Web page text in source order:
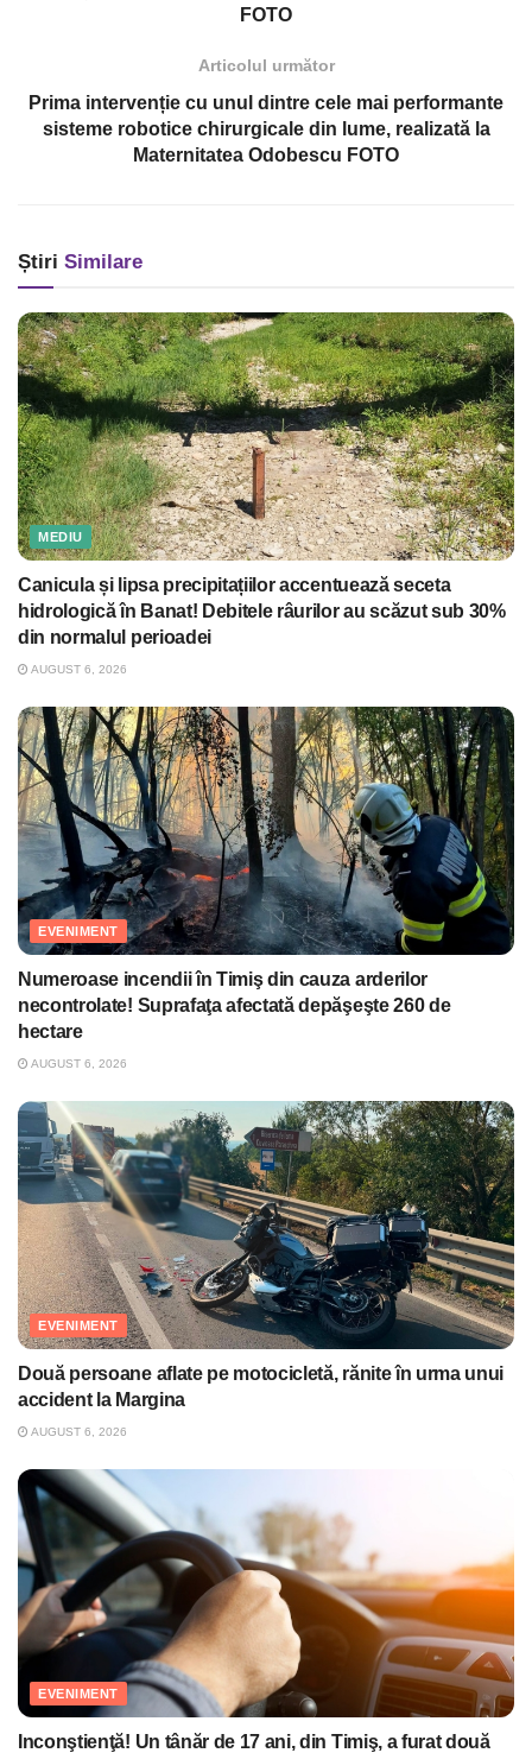
FOTO
Articolul următor
Prima intervenție cu unul dintre cele mai performante
sisteme robotice chirurgicale din lume, realizată la
Maternitatea Odobescu FOTO
Știri Similare
MEDIU
Canicula și lipsa precipitațiilor accentuează seceta
hidrologică în Banat! Debitele râurilor au scăzut sub 30%
din normalul perioadei
AUGUST 6, 2026
EVENIMENT
Numeroase incendii în Timiş din cauza arderilor
necontrolate! Suprafaţa afectată depăşeşte 260 de
hectare
AUGUST 6, 2026
EVENIMENT
Două persoane aflate pe motocicletă, rănite în urma unui
accident la Margina
AUGUST 6, 2026
EVENIMENT
Inconştienţă! Un tânăr de 17 ani, din Timiş, a furat două